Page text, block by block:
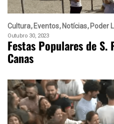
Cultura Eventos Notícias Poder
Outubro 30, 2023
Festas Populares de S.
Canas